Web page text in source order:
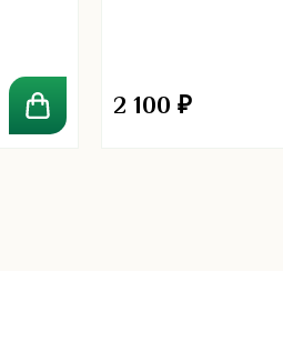
2 100 ₽